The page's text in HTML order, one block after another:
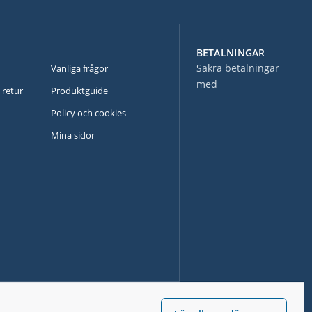
BETALNINGAR
Säkra betalningar
med
retur
Vanliga frågor
Produktguide
Policy och cookies
Mina sidor